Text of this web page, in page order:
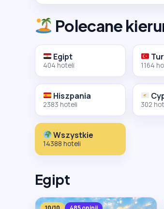
Polecane
Egipt
404 hoteli 1164
Hiszpania
2383 hoteli 302
Wszystkie
14388 hoteli
Egipt